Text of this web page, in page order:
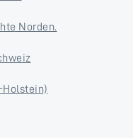
Norden.
Holstein)